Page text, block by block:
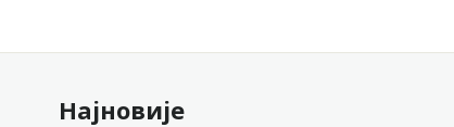
Најновије